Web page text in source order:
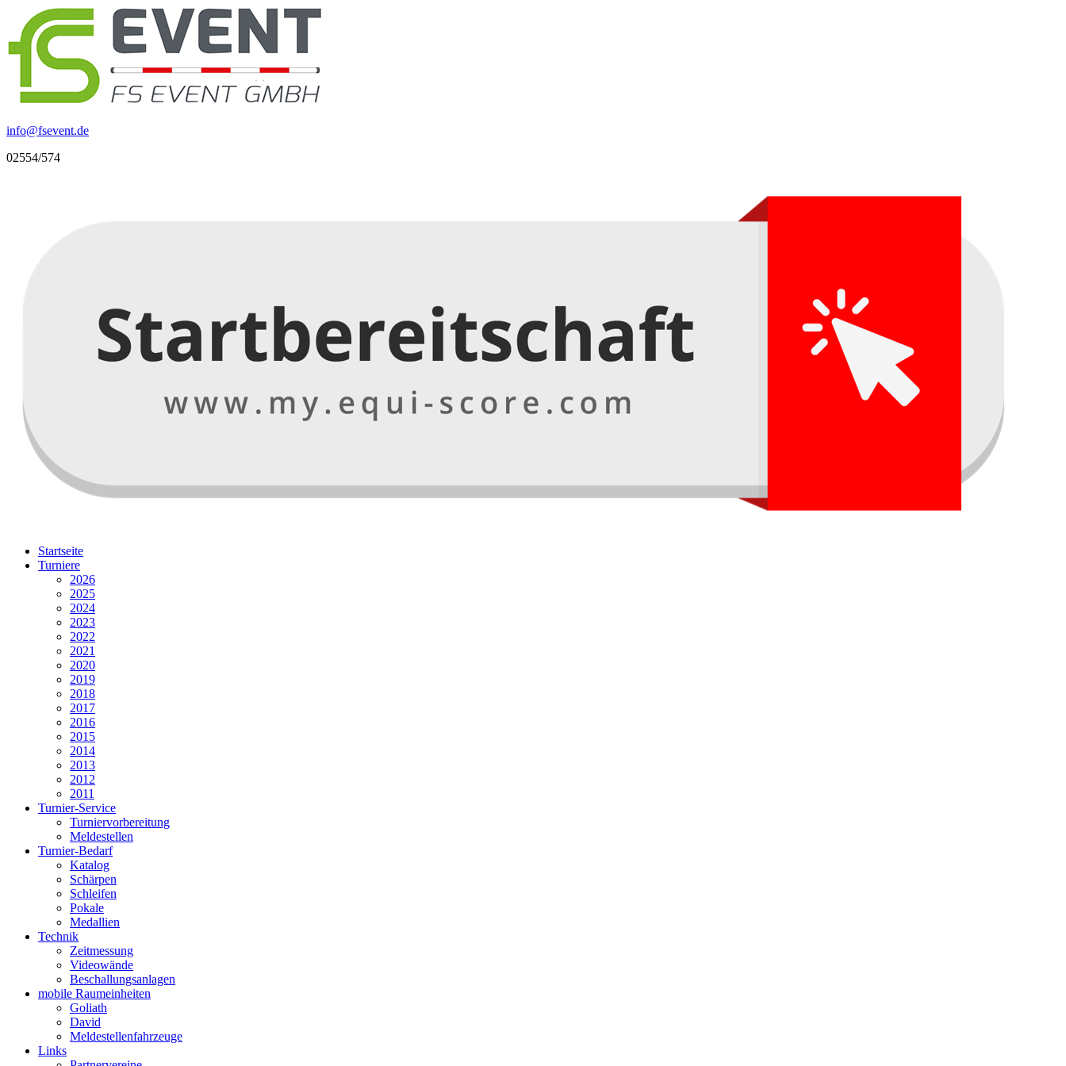
info@fsevent.de
02554/574
Startseite
Turniere
2026
2025
2024
2023
2022
2021
2020
2019
2018
2017
2016
2015
2014
2013
2012
2011
Turnier-Service
Turniervorbereitung
Meldestellen
Turnier-Bedarf
Katalog
Schärpen
Schleifen
Pokale
Medallien
Technik
Zeitmessung
Videowände
Beschallungsanlagen
mobile Raumeinheiten
Goliath
David
Meldestellenfahrzeuge
Links